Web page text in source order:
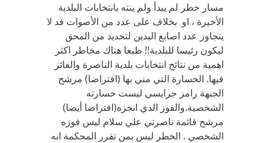
مسار خطر لم يبدأ ولم ينته بانتخابات البلدية
الأخيرة ، او بخلاف على عدد من الأصوات قد لا
يتجاوز عدد اصابع اليدين لتحديد من المحق
ليكون رئيسا للبلدية!! طبعا هناك مخاطر اكثر
اهمية من نتائج انتخابات بلدية الناصرة والفائز
فيها. الخسارة التي مني بها (افتراضا) مرشح
الجبهة رامز جرايسي ليست خسارته
الشخصية.والفوز الذي انجزه(افتراضا أيضا)
مرشح قائمة ناصرتي علي سلام ليس فوزه
الشخصي . الخطر ليس بمن تقرر المحكمة انه